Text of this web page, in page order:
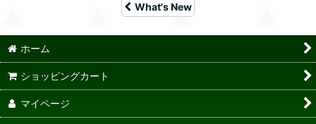
What's New
ホーム
ショッピングカート
マイページ